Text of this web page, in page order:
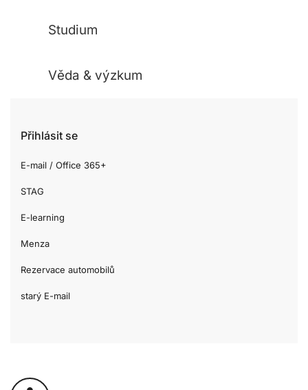
Studium
Věda & výzkum
Přihlásit se
E-mail / Office 365+
STAG
E-learning
Menza
Rezervace automobilů
starý E-mail